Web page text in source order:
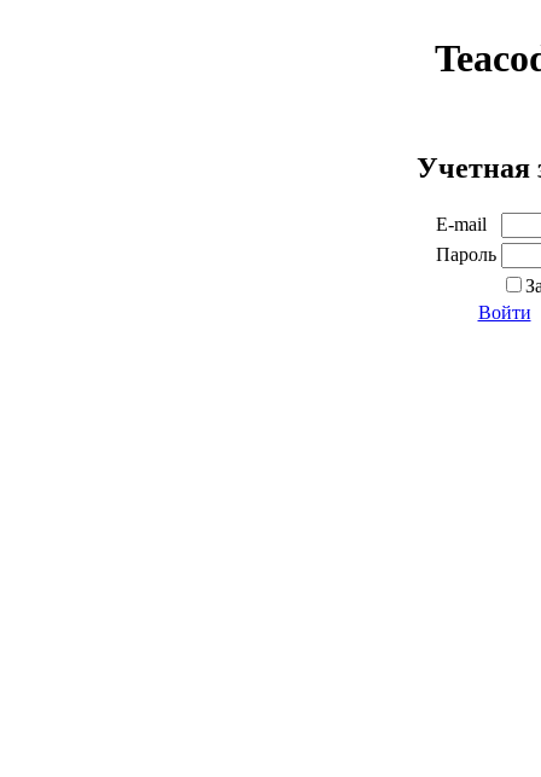
Учетная
E-mail
Пароль
Войти